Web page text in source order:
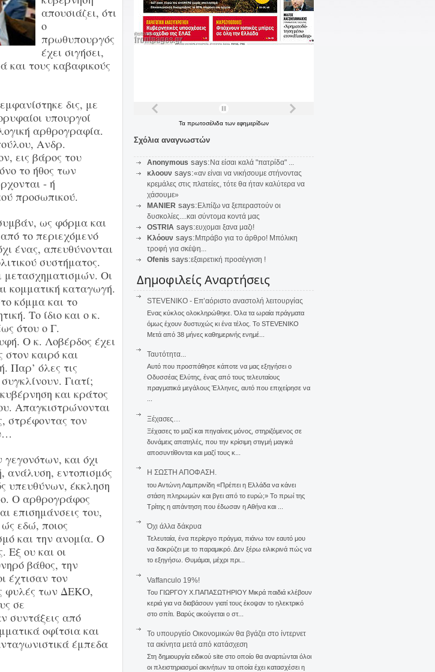
απουσιάζει, ότι
ο
πρωθυπουργός
έχει σιγήσει,
και τους καβαφικούς
δις, με
υπουργοί
αρθρογραφία.
Ανδρ.
εις βάρος του
το ήθος των
- ή
προσωπικού.
ως φόρμα και
το περιεχόμενό
ένας, απευθύνονται
συστήματος.
μετασχηματισμών. Οι
κομματική καταγωγή.
κόμμα και το
Το ίδιο και ο κ.
ότου ο Γ.
Ο κ. Λοβέρδος έχει
στον καιρό και
Παρ’ όλες τις
Γιατί;
και κράτος
Απαγκιστρώνονται
στρέφοντας τον
και όχι
ανάλυση, εντοπισμός
υπευθύνων, έκκληση
Ο αρθρογράφος
επισημάνσεις του,
εδώ, ποιος
και την ανομία. Ο
Εξ ου και οι
βάθος, την
έχτισαν τον
φυλές των ΔΕΚΟ,
σε
συντάξεις από
οφίτσια και
έμπεδα
Τα πρωτοσέλιδα των εφημερίδων
Σχόλια αναγνωστών
Anonymous says: Να είσαι καλά "πατρίδα" ...
κλοουν says:«αν είναι να νικήσουμε στήνοντας
κρεμάλες στις πλατείες, τότε θα ήταν καλύτερα να
χάσουμε»
MANIER says: Ελπίζω να ξεπεραστούν οι
δυσκολίες....και σύντομα κοντά μας
OSTRIA says:ευχομαι ξανα μαζι!
Κλόουν says: Μπράβο για το άρθρο! Μπόλικη
τροφή για σκέψη...
Ofenis says:εξαιρετική προσέγγιση !
Δημοφιλείς Αναρτήσεις
STEVENIKO - Επ’αόριστο αναστολή λειτουργίας
Ενας κύκλος ολοκληρώθηκε. Όλα τα ωραία πράγματα
όμως έχουν δυστυχώς κι ένα τέλος. Το STEVENIKO
Μετά από 38 μήνες καθημερινής ενημέ...
Ταυτότητα...
Αυτό που προσπάθησε κάποτε να μας εξηγήσει ο
Οδυσσέας Ελύτης, ένας από τους τελευταίους
πραγματικά μεγάλους Έλληνες, αυτό που επιχείρησε να
...
Ξέχασες…
Ξέχασες το μαζί και πηγαίνεις μόνος, στηριζόμενος σε
δυνάμεις απατηλές, που την κρίσιμη στιγμή μαγικά
αποσυντίθονται και μαζί τους κ...
Η ΣΩΣΤΗ ΑΠΟΦΑΣΗ.
του Αντώνη Λαμπρινίδη «Πρέπει η Ελλάδα να κάνει
στάση πληρωμών και βγει από το ευρώ;» Το πρωί της
Τρίτης η απάντηση που έδωσαν η Αθήνα και ...
Όχι άλλα δάκρυα
Τελευταία, ένα περίεργο πράγμα, πιάνω τον εαυτό μου
να δακρύζει με το παραμικρό. Δεν ξέρω ειλικρινά πώς να
το εξηγήσω. Θυμάμαι, μέχρι πρι...
Vaffanculo 19%!
Του ΓΙΩΡΓΟΥ Χ.ΠΑΠΑΣΩΤΗΡΙΟΥ Μικρά παιδιά κλέβουν
κεριά για να διαβάσουν γιατί τους έκοψαν το ηλεκτρικό
στο σπίτι. Βαρύς ακούγεται ο στ...
To υπουργείο Οικονομικών θα βγάζει στο ίντερνετ
τα ακίνητα μετά από κατάσχεση
Στη δημιουργία ειδικού site στο οποίο θα αναρτώνται όλοι
οι πλειστηριασμοί ακινήτων τα οποία έχει κατασχέσει η